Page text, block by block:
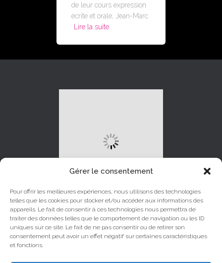
Gérer le consentement
Pour offrir les meilleures expériences, nous utilisons des technologies
telles que les cookies pour stocker et/ou accéder aux informations des
appareils. Le fait de consentir à ces technologies nous permettra de
traiter des données telles que le comportement de navigation ou les ID
uniques sur ce site. Le fait de ne pas consentir ou de retirer son
consentement peut avoir un effet négatif sur certaines caractéristiques
et fonctions.
de leur cours expression
écrite et orale, Jean-Marc
Lire la suite
LINKEDIN INSTAGRAM